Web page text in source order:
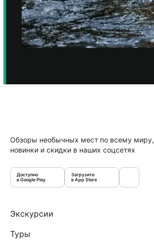
Обзоры необычных мест по всему миру,
новинки и скидки в наших соцсетях
Доступно
в Google Play
Загрузите
в App Store
Экскурсии
Туры